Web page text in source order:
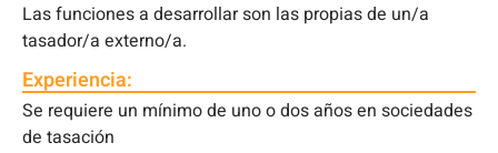
Las funciones a desarrollar son las propias de un/a
tasador/a externo/a.
Experiencia:
Se requiere un mínimo de uno o dos años en sociedades
de tasación